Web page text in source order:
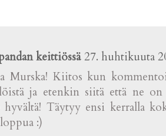
keittiössä 27. huhtikuuta
Murska! Kiitos kun
ja etenkin siitä että ne
hyvältä! Täytyy ensi kerralla
:)